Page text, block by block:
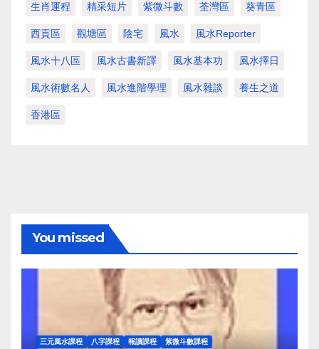
生肖運程 精采短片 紫微斗數 荃灣區 葵青區
西貢區 觀塘區 陰宅 風水 風水Reporter
風水十八區 風水古書新譯 風水基本功 風水擇日
風水術數名人 風水進階學理 風水雜談 養生之道
香港區
You missed
三元風水課程 八字課程 報讀課程 紫微斗數課程